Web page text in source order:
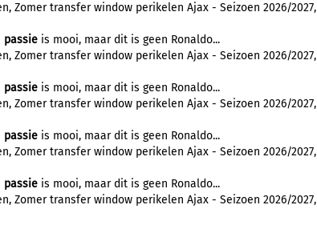
Zomer transfer window perikelen Ajax - Seizoen 2026/2027,
passie is mooi, maar dit is geen Ronaldo...
Zomer transfer window perikelen Ajax - Seizoen 2026/2027,
passie is mooi, maar dit is geen Ronaldo...
Zomer transfer window perikelen Ajax - Seizoen 2026/2027,
passie is mooi, maar dit is geen Ronaldo...
Zomer transfer window perikelen Ajax - Seizoen 2026/2027,
passie is mooi, maar dit is geen Ronaldo...
Zomer transfer window perikelen Ajax - Seizoen 2026/2027,